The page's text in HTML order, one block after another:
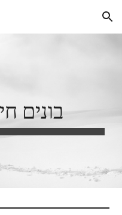
Skip to navigation
בונים